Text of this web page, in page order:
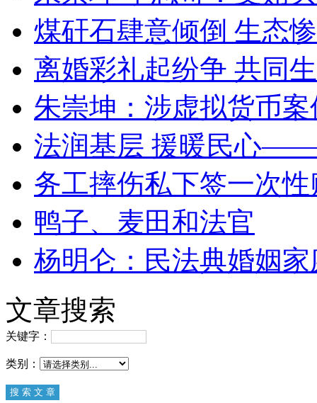
煤矸石肆意倾倒 生态
离婚彩礼起纷争 共同
朱崇坤：涉虚拟货币
法润基层 援暖民心
务工摔伤私下签一次
鸭子、麦田和法官
杨明仑：民法典婚姻
文章搜索
关键字：
类别：